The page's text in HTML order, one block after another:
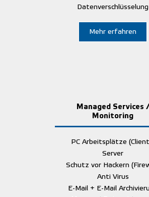
Datenverschlüsselung
Mehr erfahren
Managed Services /
Monitoring
PC Arbeitsplätze
Server
Schutz vor Hackern
Anti Virus
E-Mail + E-Mail